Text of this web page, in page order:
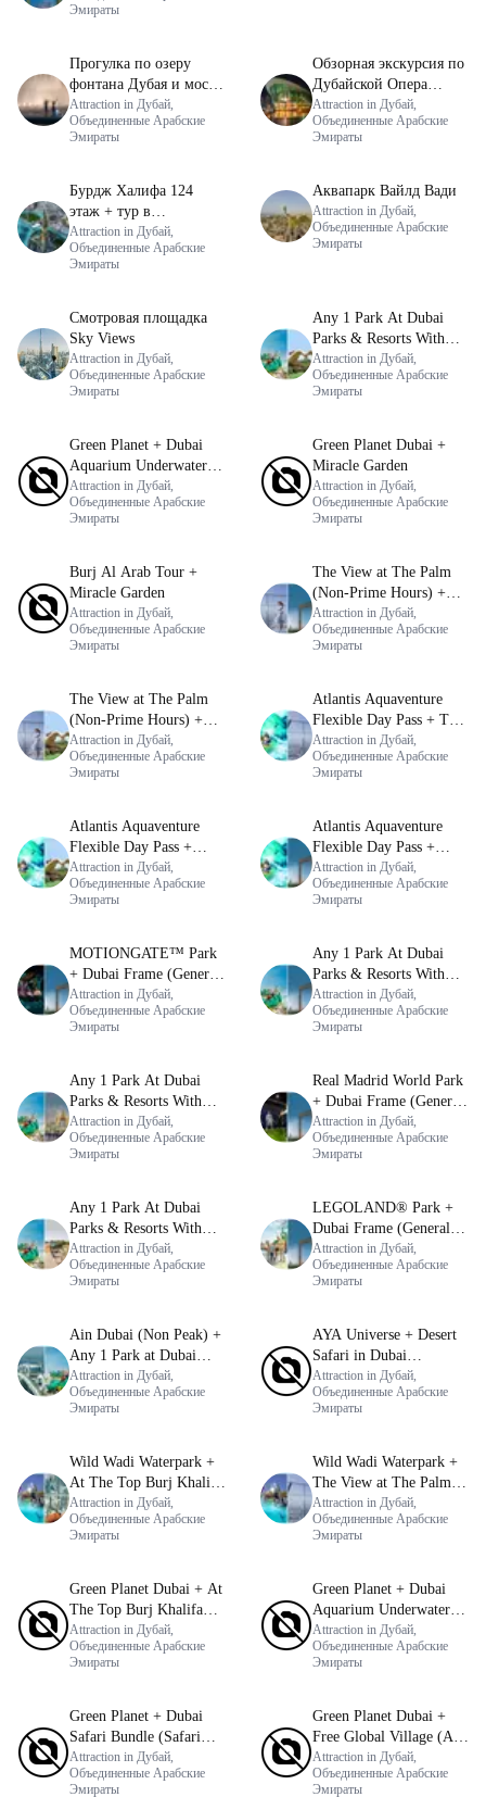
Эмираты
Прогулка по озеру
фонтана Дубая и мост
для пеших прогулок
Attraction in Дубай,
Объединенные Арабские
Эмираты
Обзорная экскурсия по
Дубайской Опера
(Dubai Opera Grand
Tour)
Attraction in Дубай,
Объединенные Арабские
Эмираты
Бурдж Халифа 124
этаж + тур в
Дубайскую оперу
Attraction in Дубай,
Объединенные Арабские
Эмираты
Аквапарк Вайлд Вади
Attraction in Дубай,
Объединенные Арабские
Эмираты
Смотровая площадка
Sky Views
Attraction in Дубай,
Объединенные Арабские
Эмираты
Any 1 Park At Dubai
Parks & Resorts With
Free Shuttle + Miracle
Garden
Attraction in Дубай,
Объединенные Арабские
Эмираты
Green Planet + Dubai
Aquarium Underwater
Zoo + Dubai Frame
Attraction in Дубай,
Объединенные Арабские
Эмираты
Green Planet Dubai +
Miracle Garden
Attraction in Дубай,
Объединенные Арабские
Эмираты
Burj Al Arab Tour +
Miracle Garden
Attraction in Дубай,
Объединенные Арабские
Эмираты
The View at The Palm
(Non-Prime Hours) +
Dubai Frame (General
Admission)
Attraction in Дубай,
Объединенные Арабские
Эмираты
The View at The Palm
(Non-Prime Hours) +
Miracle Garden
Attraction in Дубай,
Объединенные Арабские
Эмираты
Atlantis Aquaventure
Flexible Day Pass + The
View at The Palm (Non-
Prime Hours)
Attraction in Дубай,
Объединенные Арабские
Эмираты
Atlantis Aquaventure
Flexible Day Pass +
Dubai Miracle Garden
Attraction in Дубай,
Объединенные Арабские
Эмираты
Atlantis Aquaventure
Flexible Day Pass +
Dubai Frame (General
Admission)
Attraction in Дубай,
Объединенные Арабские
Эмираты
MOTIONGATE™ Park
+ Dubai Frame (General
Admission)
Attraction in Дубай,
Объединенные Арабские
Эмираты
Any 1 Park At Dubai
Parks & Resorts With
Free Shuttle + Dubai
Frame (General
Admission)
Attraction in Дубай,
Объединенные Арабские
Эмираты
Any 1 Park At Dubai
Parks & Resorts With
Free Shuttle + Free
Global Village (Any
Day)
Attraction in Дубай,
Объединенные Арабские
Эмираты
Real Madrid World Park
+ Dubai Frame (General
Admission)
Attraction in Дубай,
Объединенные Арабские
Эмираты
Any 1 Park At Dubai
Parks & Resorts With
Free Shuttle + Dubai
Safari Bundle
Attraction in Дубай,
Объединенные Арабские
Эмираты
LEGOLAND® Park +
Dubai Frame (General
Admission)
Attraction in Дубай,
Объединенные Арабские
Эмираты
Ain Dubai (Non Peak) +
Any 1 Park at Dubai
Parks & Resorts With
Free Shuttle
Attraction in Дубай,
Объединенные Арабские
Эмираты
AYA Universe + Desert
Safari in Dubai
(Standard)
Attraction in Дубай,
Объединенные Арабские
Эмираты
Wild Wadi Waterpark +
At The Top Burj Khalifa
(124 Floor) - Non-Prime
Time
Attraction in Дубай,
Объединенные Арабские
Эмираты
Wild Wadi Waterpark +
The View at The Palm
(Non-Prime Hours)
Attraction in Дубай,
Объединенные Арабские
Эмираты
Green Planet Dubai + At
The Top Burj Khalifa
(124 Floor) Non-Prime
Time
Attraction in Дубай,
Объединенные Арабские
Эмираты
Green Planet + Dubai
Aquarium Underwater
Zoo (Silver Pass)
Attraction in Дубай,
Объединенные Арабские
Эмираты
Green Planet + Dubai
Safari Bundle (Safari
Park Pass + Train +
Explorer Safari Tour)
Attraction in Дубай,
Объединенные Арабские
Эмираты
Green Planet Dubai +
Free Global Village (Any
Day)
Attraction in Дубай,
Объединенные Арабские
Эмираты